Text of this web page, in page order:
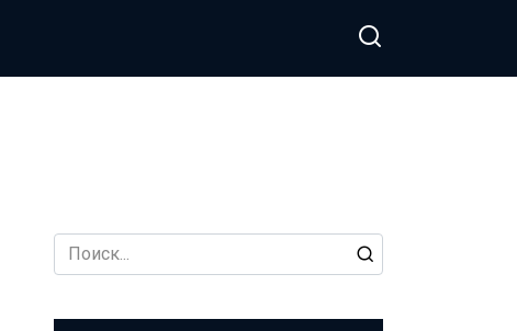
Search
for: